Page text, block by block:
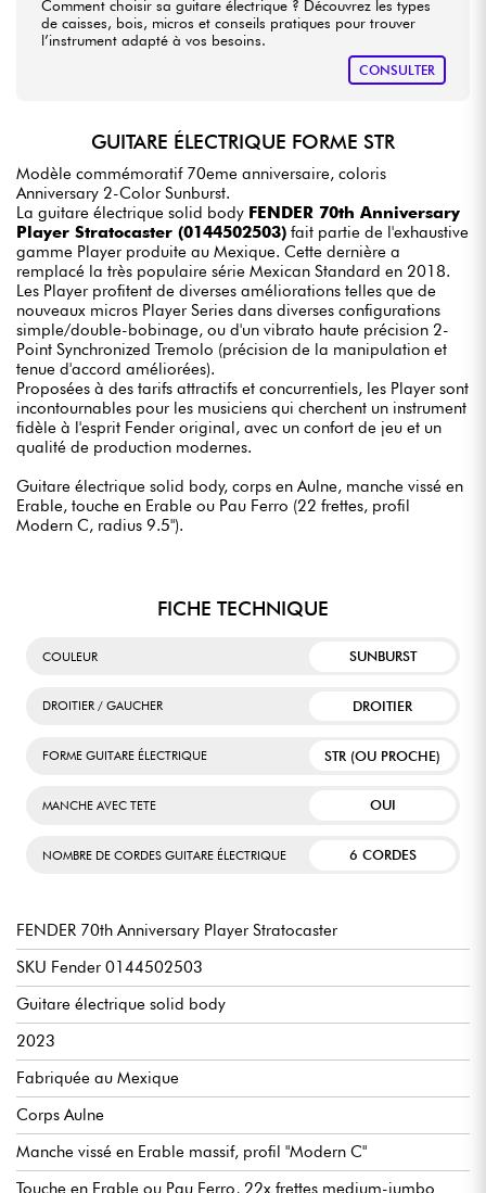
Comment choisir sa guitare électrique ? Découvrez les types
de caisses, bois, micros et conseils pratiques pour trouver
l’instrument adapté à vos besoins.
CONSULTER
GUITARE ÉLECTRIQUE FORME STR
Modèle commémoratif 70eme anniversaire, coloris
Anniversary 2-Color Sunburst.
La guitare électrique solid body FENDER 70th Anniversary
Player Stratocaster (0144502503) fait partie de l'exhaustive
gamme Player produite au Mexique. Cette dernière a
remplacé la très populaire série Mexican Standard en 2018.
Les Player profitent de diverses améliorations telles que de
nouveaux micros Player Series dans diverses configurations
simple/double-bobinage, ou d'un vibrato haute précision 2-
Point Synchronized Tremolo (précision de la manipulation et
tenue d'accord améliorées).
Proposées à des tarifs attractifs et concurrentiels, les Player sont
incontournables pour les musiciens qui cherchent un instrument
fidèle à l'esprit Fender original, avec un confort de jeu et un
qualité de production modernes.
Guitare électrique solid body, corps en Aulne, manche vissé en
Erable, touche en Erable ou Pau Ferro (22 frettes, profil
Modern C, radius 9.5").
FICHE TECHNIQUE
COULEUR SUNBURST
DROITIER / GAUCHER DROITIER
FORME GUITARE ÉLECTRIQUE STR (OU PROCHE)
MANCHE AVEC TETE OUI
NOMBRE DE CORDES GUITARE ÉLECTRIQUE 6 CORDES
FENDER 70th Anniversary Player Stratocaster
SKU Fender 0144502503
Guitare électrique solid body
2023
Fabriquée au Mexique
Corps Aulne
Manche vissé en Erable massif, profil "Modern C"
Touche en Erable ou Pau Ferro, 22x frettes medium-jumbo